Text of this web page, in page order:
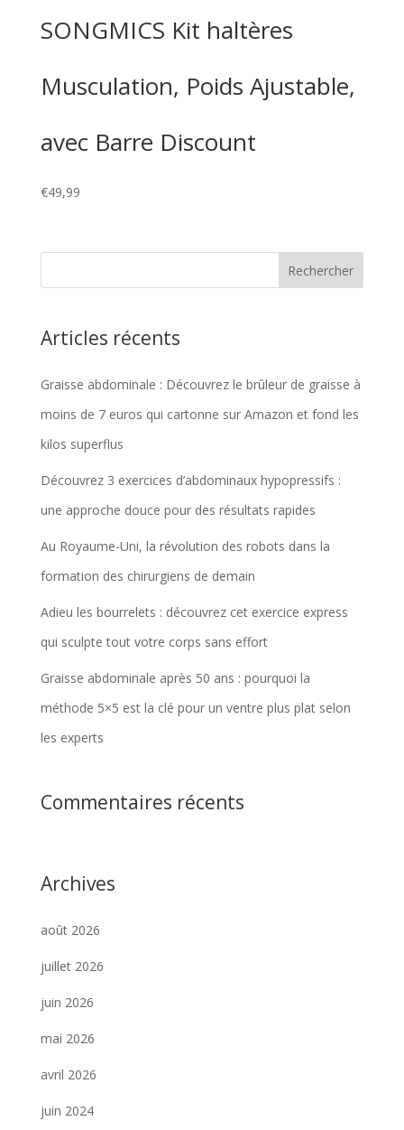
SONGMICS Kit haltères
Musculation, Poids Ajustable,
avec Barre Discount
€49,99
Articles récents
Graisse abdominale : Découvrez le brûleur de graisse à
moins de 7 euros qui cartonne sur Amazon et fond les
kilos superflus
Découvrez 3 exercices d’abdominaux hypopressifs :
une approche douce pour des résultats rapides
Au Royaume-Uni, la révolution des robots dans la
formation des chirurgiens de demain
Adieu les bourrelets : découvrez cet exercice express
qui sculpte tout votre corps sans effort
Graisse abdominale après 50 ans : pourquoi la
méthode 5×5 est la clé pour un ventre plus plat selon
les experts
Commentaires récents
Archives
août 2026
juillet 2026
juin 2026
mai 2026
avril 2026
juin 2024